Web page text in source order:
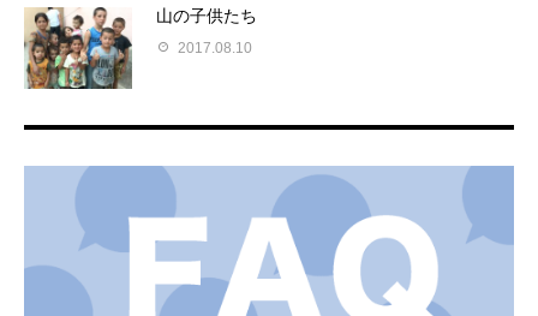
山の子供たち
2017.08.10